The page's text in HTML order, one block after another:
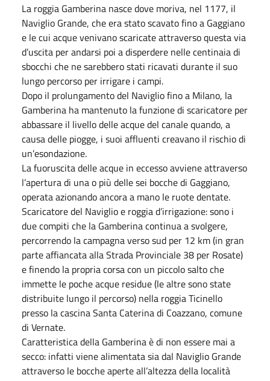
La roggia Gamberina nasce dove moriva, nel 1177, il
Naviglio Grande, che era stato scavato fino a Gaggiano
e le cui acque venivano scaricate attraverso questa via
d’uscita per andarsi poi a disperdere nelle centinaia di
sbocchi che ne sarebbero stati ricavati durante il suo
lungo percorso per irrigare i campi.
Dopo il prolungamento del Naviglio fino a Milano, la
Gamberina ha mantenuto la funzione di scaricatore per
abbassare il livello delle acque del canale quando, a
causa delle piogge, i suoi affluenti creavano il rischio di
un’esondazione.
La fuoruscita delle acque in eccesso avviene attraverso
l’apertura di una o più delle sei bocche di Gaggiano,
operata azionando ancora a mano le ruote dentate.
Scaricatore del Naviglio e roggia d’irrigazione: sono i
due compiti che la Gamberina continua a svolgere,
percorrendo la campagna verso sud per 12 km (in gran
parte affiancata alla Strada Provinciale 38 per Rosate)
e finendo la propria corsa con un piccolo salto che
immette le poche acque residue (le altre sono state
distribuite lungo il percorso) nella roggia Ticinello
presso la cascina Santa Caterina di Coazzano, comune
di Vernate.
Caratteristica della Gamberina è di non essere mai a
secco: infatti viene alimentata sia dal Naviglio Grande
attraverso le bocche aperte all’altezza della località